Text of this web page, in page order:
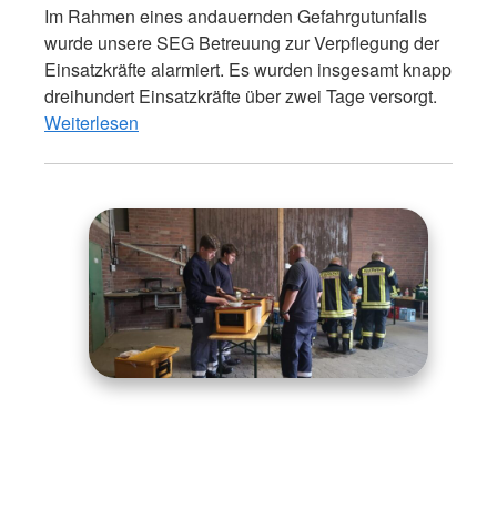
Im Rahmen eines andauernden Gefahrgutunfalls
wurde unsere SEG Betreuung zur Verpflegung der
Einsatzkräfte alarmiert. Es wurden insgesamt knapp
dreihundert Einsatzkräfte über zwei Tage versorgt.
Weiterlesen